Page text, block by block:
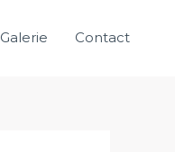
Galerie Contact